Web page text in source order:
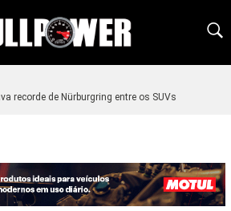
recorde de Nürburgring entre os SUVs